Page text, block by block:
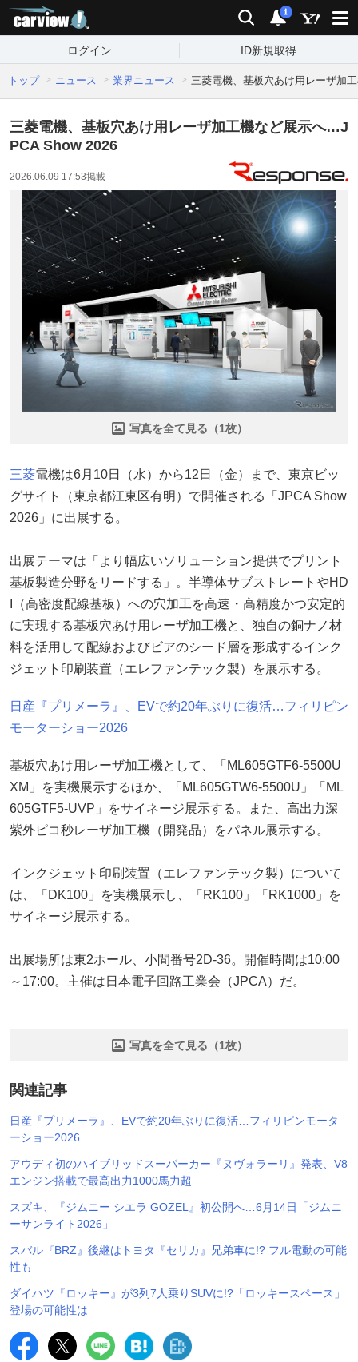
検索 通知
i
ログイン ID新規取得
トップ ニュース 業界ニュース 三菱電機、基板穴あけ用レーザ加
三菱電機、基板穴あけ用レーザ加工機など展示へ…J
PCA Show 2026
2026.06.09 17:53掲載
写真を全て見る（1枚）
三菱電機は6月10日（水）から12日（金）まで、東京ビッ
グサイト（東京都江東区有明）で開催される「JPCA Show
2026」に出展する。
出展テーマは「より幅広いソリューション提供でプリント
基板製造分野をリードする」。半導体サブストレートやHD
I（高密度配線基板）への穴加工を高速・高精度かつ安定的
に実現する基板穴あけ用レーザ加工機と、独自の銅ナノ材
料を活用して配線およびビアのシード層を形成するインク
ジェット印刷装置（エレファンテック製）を展示する。
日産『プリメーラ』、EVで約20年ぶりに復活…フィリピン
モーターショー2026
基板穴あけ用レーザ加工機として、「ML605GTF6-5500U
XM」を実機展示するほか、「ML605GTW6-5500U」「ML
605GTF5-UVP」をサイネージ展示する。また、高出力深
紫外ピコ秒レーザ加工機（開発品）をパネル展示する。
インクジェット印刷装置（エレファンテック製）について
は、「DK100」を実機展示し、「RK100」「RK1000」を
サイネージ展示する。
出展場所は東2ホール、小間番号2D-36。開催時間は10:00
～17:00。主催は日本電子回路工業会（JPCA）だ。
写真を全て見る（1枚）
関連記事
日産『プリメーラ』、EVで約20年ぶりに復活…フィリピンモータ
ーショー2026
アウディ初のハイブリッドスーパーカー『ヌヴォラーリ』発表、V8
エンジン搭載で最高出力1000馬力超
スズキ、『ジムニー シエラ GOZEL』初公開へ…6月14日「ジムニ
ーサンライト2026」
スバル『BRZ』後継はトヨタ『セリカ』兄弟車に!? フル電動の可能
性も
ダイハツ『ロッキー』が3列7人乗りSUVに!?「ロッキースペース」
登場の可能性は